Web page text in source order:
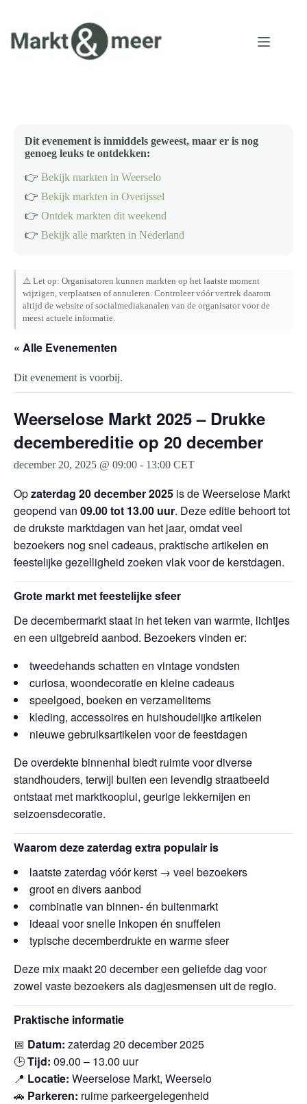
inhoud
Dit evenement is inmiddels geweest, maar er is nog
genoeg leuks te ontdekken:
👉 Bekijk markten in Weerselo
👉 Bekijk markten in Overijssel
👉 Ontdek markten dit weekend
👉 Bekijk alle markten in Nederland
⚠️ Let op: Organisatoren kunnen markten op het laatste moment
wijzigen, verplaatsen of annuleren. Controleer vóór vertrek daarom
altijd de website of socialmediakanalen van de organisator voor de
meest actuele informatie.
« Alle Evenementen
Dit evenement is voorbij.
Weerselose Markt 2025 – Drukke
decembereditie op 20 december
december 20, 2025 @ 09:00 - 13:00 CET
Opzaterdag 20 december 2025 is de Weerselose Markt
geopend van 09.00 tot 13.00 uur. Deze editie behoort tot
de drukste marktdagen van het jaar, omdat veel
bezoekers nog snel cadeaus, praktische artikelen en
feestelijke gezelligheid zoeken vlak voor de kerstdagen.
Grote markt met feestelijke sfeer
De decembermarkt staat in het teken van warmte, lichtjes
en een uitgebreid aanbod. Bezoekers vinden er:
tweedehands schatten en vintage vondsten
curiosa, woondecoratie en kleine cadeaus
speelgoed, boeken en verzamelitems
kleding, accessoires en huishoudelijke artikelen
nieuwe gebruiksartikelen voor de feestdagen
De overdekte binnenhal biedt ruimte voor diverse
standhouders, terwijl buiten een levendig straatbeeld
ontstaat met marktkooplui, geurige lekkernijen en
seizoensdecoratie.
Waarom deze zaterdag extra populair is
laatste zaterdag vóór kerst → veel bezoekers
groot en divers aanbod
combinatie van binnen- én buitenmarkt
ideaal voor snelle inkopen én snuffelen
typische decemberdrukte en warme sfeer
Deze mix maakt 20 december een geliefde dag voor
zowel vaste bezoekers als dagjesmensen uit de regio.
Praktische informatie
📅 Datum: zaterdag 20 december 2025
🕒Tijd: 09.00 – 13.00 uur
📍 Locatie: Weerselose Markt, Weerselo
🚗 Parkeren: ruime parkeergelegenheid